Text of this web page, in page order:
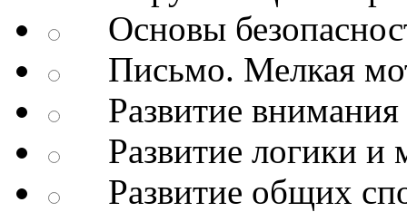
Основы
Письмо. Мелкая
Развитие
Развитие логики и
Развитие общих